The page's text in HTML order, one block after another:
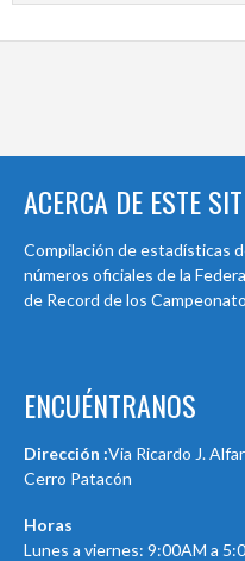
ACERCA DE ESTE
Compilación de estadísticas
números oficiales de la
de Record de los
ENCUÉNTRANOS
Dirección :Via Ricardo J.
Cerro Patacón
Horas
Lunes a viernes: 9:00AM a